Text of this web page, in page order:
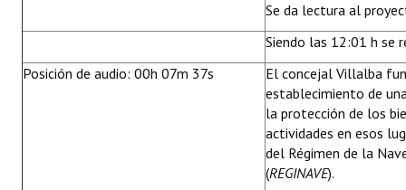
Se da lectura al
Siendo las 12:01 h se
Posición de audio: 00h 07m 37s
El concejal Villalba
establecimiento de
la protección de los
actividades en esos
del Régimen de la
(REGINAVE).